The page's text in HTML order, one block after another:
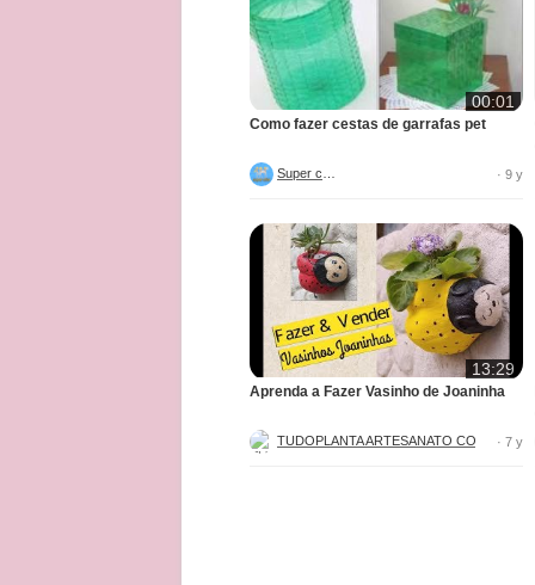
00:01
Como fazer cestas de garrafas pet
· 9 y
13:29
Aprenda a Fazer Vasinho de Joaninha
· 7 y